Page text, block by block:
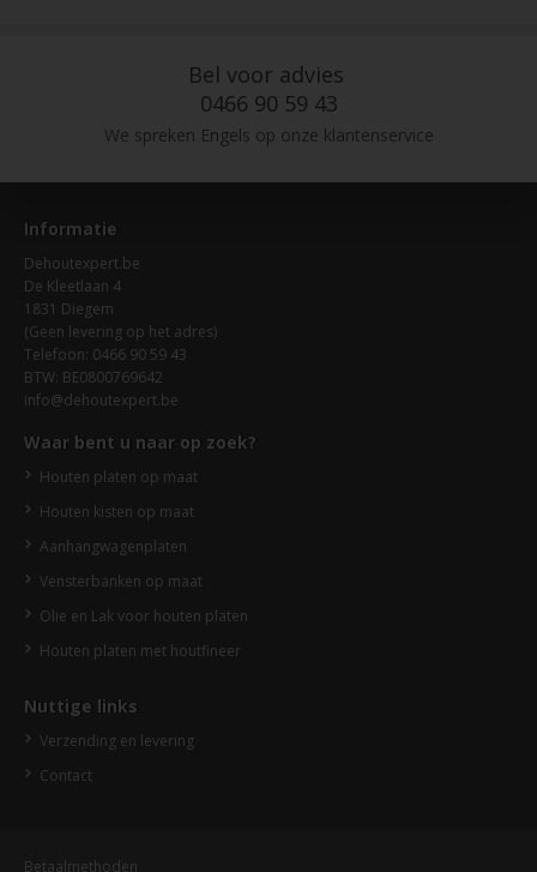
Bel voor advies
0466 90 59 43
We spreken Engels op onze klantenservice
Informatie
Dehoutexpert.be
De Kleetlaan 4
1831 Diegem
(Geen levering op het adres)
Telefoon: 0466 90 59 43
BTW: BE0800769642
info@dehoutexpert.be
Waar bent u naar op zoek?
Houten platen op maat
Houten kisten op maat
Aanhangwagenplaten
Vensterbanken op maat
Olie en Lak voor houten platen
Houten platen met houtfineer
Nuttige links
Verzending en levering
Contact
Betaalmethoden